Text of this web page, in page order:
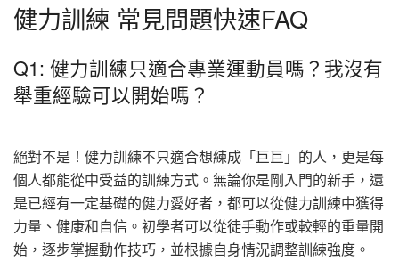
健力訓練 常見問題快速FAQ
Q1: 健力訓練只適合專業運動員嗎？我沒有
舉重經驗可以開始嗎？
絕對不是！健力訓練不只適合想練成「巨巨」的人，更是每
個人都能從中受益的訓練方式。無論你是剛入門的新手，還
是已經有一定基礎的健力愛好者，都可以從健力訓練中獲得
力量、健康和自信。初學者可以從徒手動作或較輕的重量開
始，逐步掌握動作技巧，並根據自身情況調整訓練強度。